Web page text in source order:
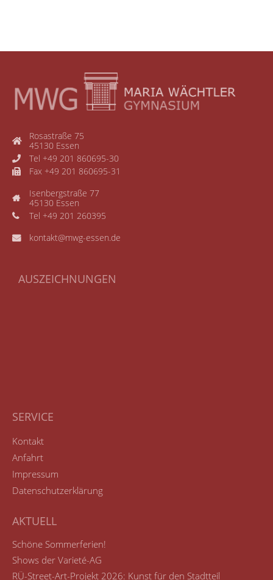
Rosastraße 75
45130 Essen
Tel +49 201 860695-30
Fax +49 201 860695-31
Isenbergstraße 77
45130 Essen
Tel +49 201 260395
kontakt@mwg-essen.de
AUSZEICHNUNGEN
SERVICE
Kontakt
Anfahrt
Impressum
Datenschutzerklärung
AKTUELL
Schöne Sommerferien!
Shows der Varieté-AG
RÜ-Street-Art-Projekt 2026: Kunst für den Stadtteil